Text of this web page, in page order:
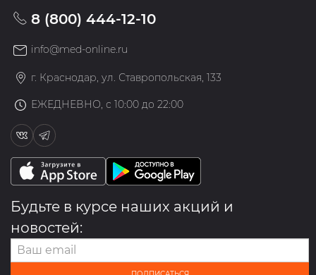
8 (800) 444-12-10
info@med-online.ru
г. Краснодар, ул. Ставропольская, 133
ЕЖЕДНЕВНО, с 10:00 до 22:00
Будьте в курсе наших акций и
новостей: